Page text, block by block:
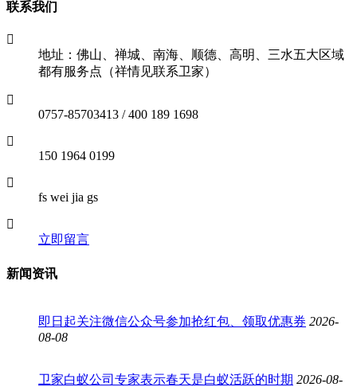
联系我们
地址：佛山、禅城、南海、顺德、高明、三水五大区域
都有服务点（祥情见联系卫家）
0757-85703413 / 400 189 1698
150 1964 0199
fs wei jia gs
立即留言
新闻资讯
即日起关注微信公众号参加抢红包、领取优惠券 2026-
08-08
卫家白蚁公司专家表示春天是白蚁活跃的时期 2026-08-